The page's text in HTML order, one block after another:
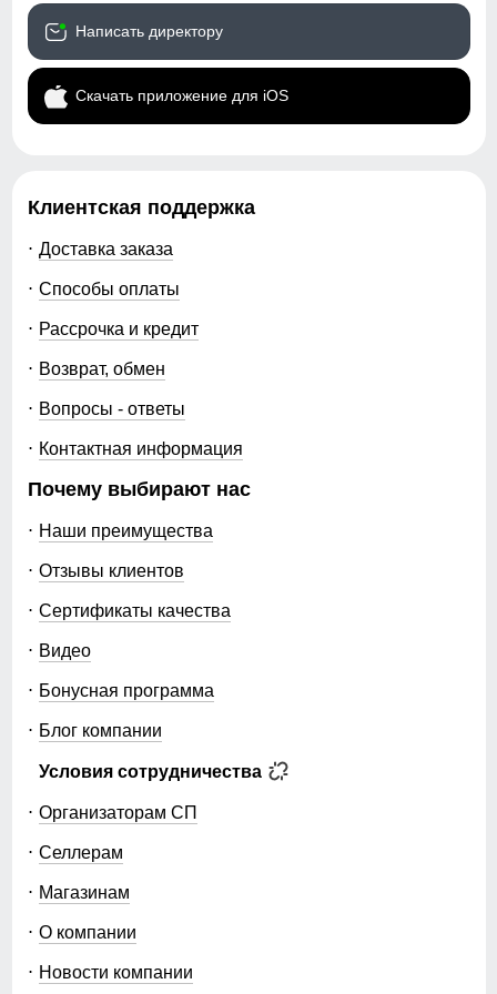
ассортимент и выбирать только те модели, которые
действительно востребованы. Это снижает затраты и
позволяет быстрее выходить в продажи.
MTFORCE предлагает купить мужские костюмы оптом
Написать директору
Скачать приложение для iOS
Клиентская поддержка
Доставка заказа
Способы оплаты
Рассрочка и кредит
Возврат, обмен
Вопросы - ответы
Контактная информация
Почему выбирают нас
Наши преимущества
Отзывы клиентов
Сертификаты качества
Видео
Бонусная программа
Блог компании
Условия сотрудничества
Организаторам СП
Селлерам
Магазинам
О компании
Новости компании